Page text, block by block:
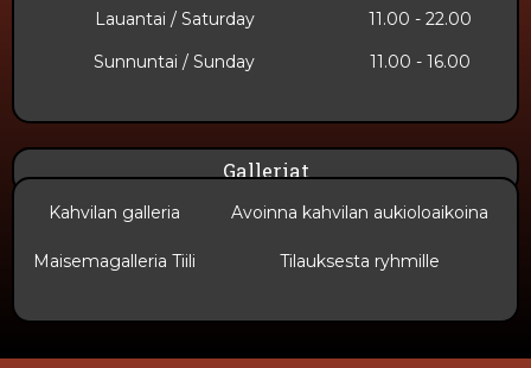
Lauantai / Saturday
11.00 - 22.00
Sunnuntai​ / Sunday
11.00 - 16.00
Galleriat
Kahvilan galleria Avoinna kahvilan aukioloaikoina
Maisemagalleria Tiili Tilauksesta ryhmille